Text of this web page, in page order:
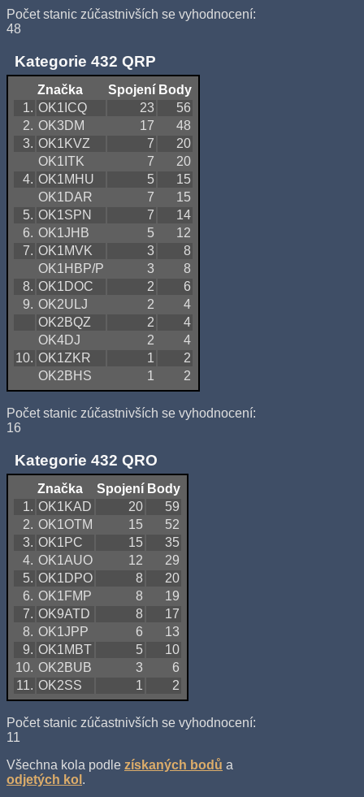
Počet stanic zúčastnivších se vyhodnocení:
48
Kategorie 432 QRP
Značka Spojení Body
1. OK1ICQ 23
56
2. OK3DM 17
48
3. OK1KVZ 7
20
OK1ITK
7
20
4. OK1MHU 5
15
OK1DAR
7
15
5. OK1SPN 7
14
6. OK1JHB 5
12
7. OK1MVK 3
8
OK1HBP/P
3
8
8. OK1DOC 2
6
9. OK2ULJ 2
4
OK2BQZ
2
4
OK4DJ
2
4
10. OK1ZKR 1
2
OK2BHS
1 2
Počet stanic zúčastnivších se vyhodnocení:
16
Kategorie 432 QRO
Značka Spojení Body
1. OK1KAD 20
59
2. OK1OTM 15
52
3. OK1PC 15
35
4. OK1AUO 12
29
5. OK1DPO 8
20
6. OK1FMP 8
19
7. OK9ATD 8
17
8. OK1JPP 6
13
9. OK1MBT 5
10
10. OK2BUB 3
6
11. OK2SS 1 2
Počet stanic zúčastnivších se vyhodnocení:
11
Všechna kola podle získaných bodů a
odjetých kol .